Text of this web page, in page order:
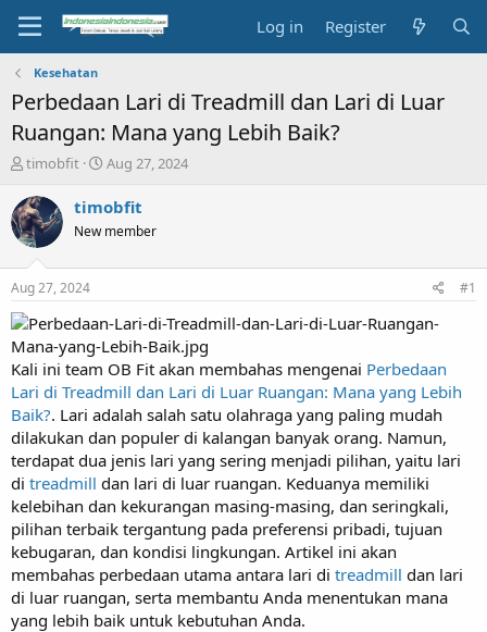
Log in Register
Kesehatan
Perbedaan Lari di Treadmill dan Lari di Luar
Ruangan: Mana yang Lebih Baik?
T
r
e
a
t
a
t
e
r
timobfit
S
a
t
e
Aug 27, 2024
timobfit
New member
Aug 27, 2024 #1
Kali ini team OB Fit akan membahas mengenai Perbedaan
Lari di Treadmill dan Lari di Luar Ruangan: Mana yang Lebih
Baik?. Lari adalah salah satu olahraga yang paling mudah
dilakukan dan populer di kalangan banyak orang. Namun,
terdapat dua jenis lari yang sering menjadi pilihan, yaitu lari
di treadmill dan lari di luar ruangan. Keduanya memiliki
kelebihan dan kekurangan masing-masing, dan seringkali,
pilihan terbaik tergantung pada preferensi pribadi, tujuan
kebugaran, dan kondisi lingkungan. Artikel ini akan
membahas perbedaan utama antara lari di treadmill dan lari
di luar ruangan, serta membantu Anda menentukan mana
yang lebih baik untuk kebutuhan Anda.